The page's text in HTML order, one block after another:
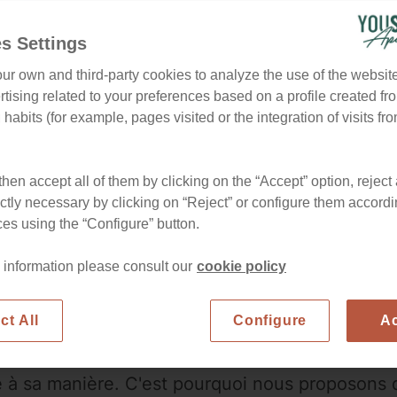
plus populaires pour les voyages en
de vie urbaine offre de nombreuses
sélection d'appartements pour groupes à
ces hébergements offrent l'espace
avec davantage de confort et
groupe à Barcelone
sa manière. C'est pourquoi nous proposons
Settings
own and third-party cookies to analyze the use of the
related to your preferences based on a profile created
habits (for example, pages visited or the integration of visits
accept all of them by clicking on the “Accept” option, reject
necessary by clicking on “Reject” or configure them
using the “Configure” button.
information please consult our cookie policy
All Configure